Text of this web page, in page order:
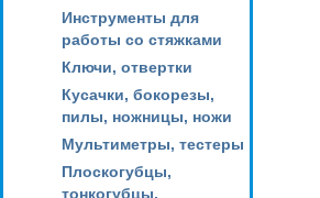
Инструменты для
работы со стяжками
Ключи, отвертки
Кусачки, бокорезы,
пилы, ножницы, ножи
Мультиметры, тестеры
Плоскогубцы,
тонкогубцы,